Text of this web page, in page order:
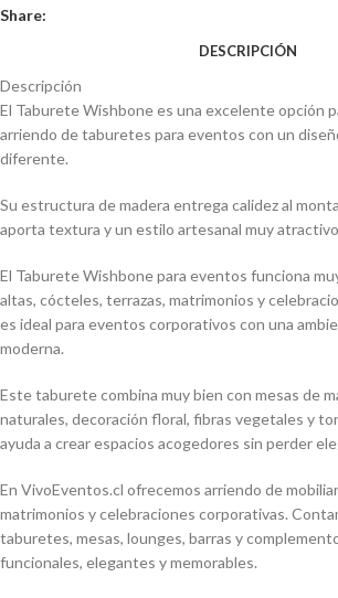
Share:
DESCRIPCIÓN
Descripción
El Taburete Wishbone es una excelente opción
arriendo de taburetes para eventos con un
diferente.
Su estructura de madera entrega calidez al
aporta textura y un estilo artesanal muy
El Taburete Wishbone para eventos funciona
altas, cócteles, terrazas, matrimonios y
es ideal para eventos corporativos con una
moderna.
Este taburete combina muy bien con mesas de
naturales, decoración floral, fibras vegetales y
ayuda a crear espacios acogedores sin perder
En VivoEventos.cl ofrecemos arriendo de
matrimonios y celebraciones corporativas.
taburetes, mesas, lounges, barras y
funcionales, elegantes y memorables.